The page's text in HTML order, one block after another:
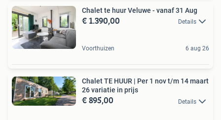
Chalet te huur Veluwe - vanaf 31 Aug
€ 1.390,00 Details
Voorthuizen 6 aug 26
Chalet TE HUUR | Per 1 nov t/m 14 maart
26 variatie in prijs
€ 895,00 Details